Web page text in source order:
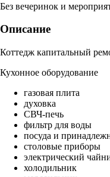
Без вечеринок и
Описание
Коттедж капитальный
Кухонное оборудование
газовая плита
духовка
СВЧ-печь
фильтр для воды
посуда и
столовые приборы
электрический
холодильник